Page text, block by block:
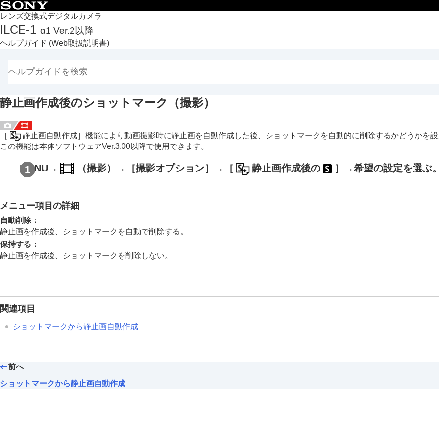
レンズ交換式デジタルカメラ
ILCE-1 α1 Ver.2以降
ヘルプガイド (Web取扱説明書)
トップページ
ヘルプガイドの使いかた
必ずお読みください
本体と付属品を確認する
本機の基本操作
MENU一覧から機能を探す
撮影機能を活用する
撮影モードを選ぶ
フォーカス機能を使う
ISO感度を選ぶ
画像に効果を加える
タッチ機能を使う
手ブレを補正する
静止画作成後のショットマーク（撮影）
［ 静止画自動作成］ 機能により動画撮影時に静止画を自動作成した後、ショットマークを自動的に削除するかどうかを設
この機能は本体ソフトウェアVer.3.00以降で使用できます。
MENU→ （撮影）→ ［撮影オプション］ → ［ 静止画作成後の ］ →希望の設定を選ぶ。
メニュー項目の詳細
自動削除：
静止画を作成後、ショットマークを自動で削除する。
保持する ：
静止画を作成後、ショットマークを削除しない。
関連項目
ショットマークから静止画自動作成
前へ
ショットマークから静止画自動作成